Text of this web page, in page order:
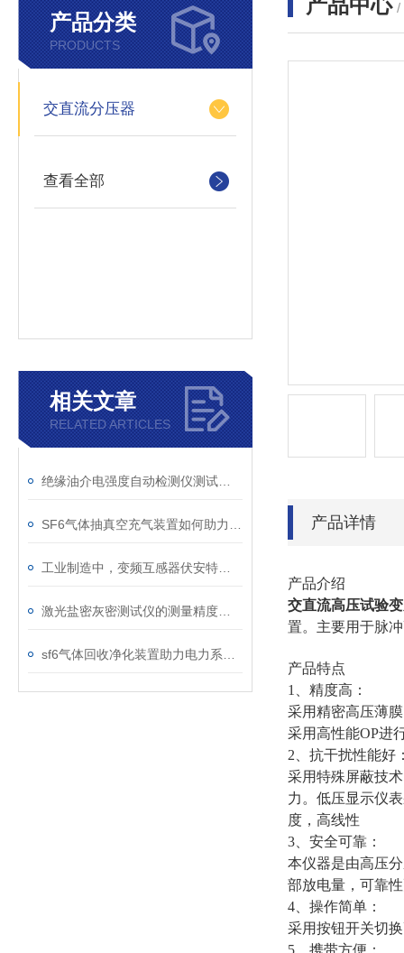
产品分类
PRODUCTS
交直流分压器
查看全部
相关文章
RELATED ARTICLES
产品中心 /
产品详情
产品介绍
交直流高压试验
置。主要用于脉
产品特点
1、精度高：
采用精密高压薄
采用高性能OP进
2、抗干扰性能好
采用特殊屏蔽技
力。低压显示仪
度，高线性
3、安全可靠：
本仪器是由高压
部放电量，可靠
4、操作简单：
采用按钮开关切
5、携带方便：